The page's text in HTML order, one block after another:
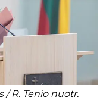
/ R. Tenio nuotr.